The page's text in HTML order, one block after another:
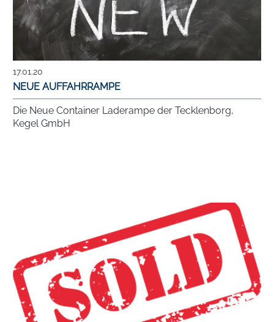
17.01.20
NEUE AUFFAHRRAMPE
Die Neue Container Laderampe der Tecklenborg,
Kegel GmbH